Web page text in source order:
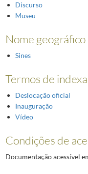
Discurso
Museu
Nome geográfico
Sines
Termos de
Deslocação oficial
Inauguração
Vídeo
Condições de
Documentação acessível